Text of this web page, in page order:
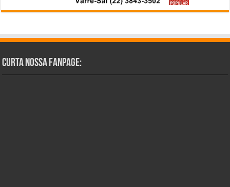
Curta Nossa Fanpage: